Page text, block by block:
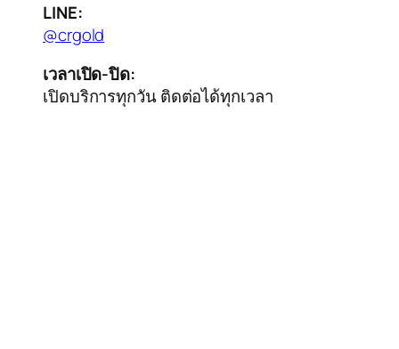
LINE:
@crgold
เวลาเปิด-ปิด:
เปิดบริการทุกวัน ติดต่อได้ทุกเวลา